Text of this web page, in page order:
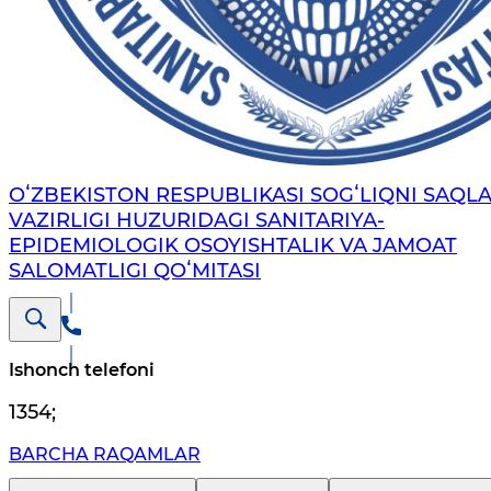
OʻZBEKISTON RESPUBLIKASI SOGʻLIQNI
VAZIRLIGI HUZURIDAGI SANITARIYA-
EPIDEMIOLOGIK OSOYISHTALIK VA JAMOAT
SALOMATLIGI QOʻMITASI
Ishonch telefoni
1354;
BARCHA RAQAMLAR